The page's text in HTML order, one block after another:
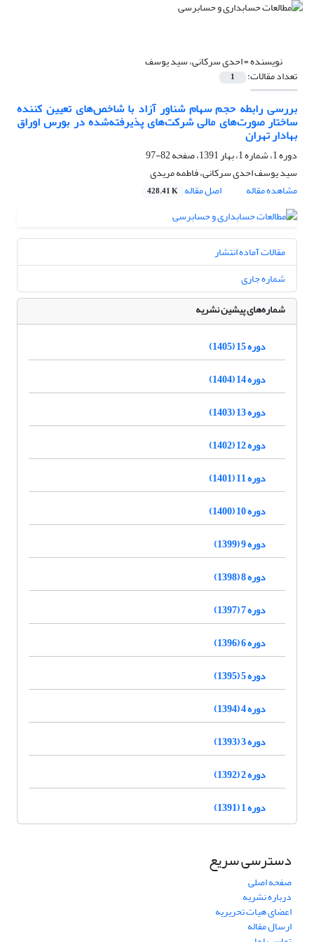
نویسنده =احدی سرکانی، سید یوسف
تعداد مقالات: 1
بررسی رابطه حجم سهام شناور آزاد با شاخص‌های تعیین کننده
ساختار صورت‌های مالی شرکت‌های پذیرفته‌شده در بورس اوراق
بهادار تهران
دوره 1، شماره 1، بهار 1391، صفحه
82-97
سید یوسف احدی سرکانی، فاطمه مریدی
مشاهده مقاله
اصل مقاله 428.41 K
مقالات آماده انتشار
شماره جاری
شماره‌های پیشین نشریه
دوره 15 (1405)
دوره 14 (1404)
دوره 13 (1403)
دوره 12 (1402)
دوره 11 (1401)
دوره 10 (1400)
دوره 9 (1399)
دوره 8 (1398)
دوره 7 (1397)
دوره 6 (1396)
دوره 5 (1395)
دوره 4 (1394)
دوره 3 (1393)
دوره 2 (1392)
دوره 1 (1391)
دسترسی سریع
صفحه اصلی
درباره نشریه
اعضای هیات تحریریه
ارسال مقاله